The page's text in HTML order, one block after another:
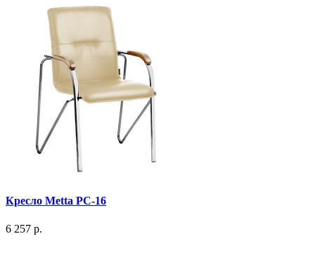
Кресло Metta PC-16
6 257 р.